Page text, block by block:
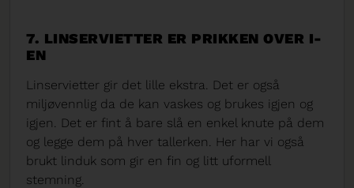
7. LINSERVIETTER ER PRIKKEN OVER I-
EN
Linservietter gir det lille ekstra. Det er også
miljøvennlig da de kan vaskes og brukes igjen og
igjen. Det er fint å bare slå en enkel knute på dem
og legge dem på hver tallerken. Her har vi også
brukt linduk som gir en fin og litt uformell
stemning.